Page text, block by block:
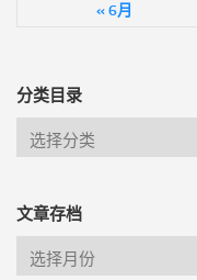
« 6月
分类目录
文章存档